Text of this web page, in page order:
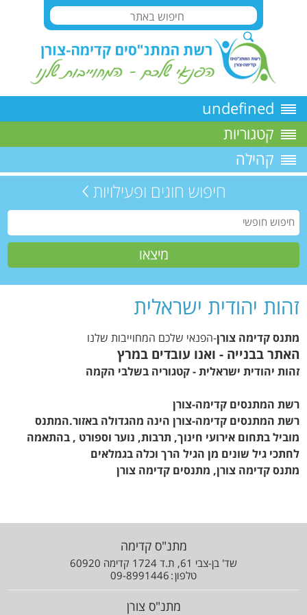
undefined
קטגוריות
קהילה
חיפוש חוגים ופעילויות
זהות יהודית ישראלית
מתנס קדימה צורן-הפנאי שלכם המחוייבות שלנו
האתר בבנייה - ואנו עובדים במרץ
זהות יהודית ישראלית - קטגוריה בשלבי הקמה
רשת המתנסים קדימה-צורן
רשת המתנסים קדימה-צורן הינה מהגדולה באזור.המתנס
מוביל בתחום אירועי חינוך, תרבות, נוער וספורט , בהתאמה
לחתכי גיל שונים מן הגיל הרך וכלה בגמלאים
מתנס קדימה צורן, מתנסים קדימה צורן
מתנ"ס קדימה
שד' בן-צבי 61, ת.ד 1724 קדימה 60920
טלפון 09-8991446
מתנ"ס צורן